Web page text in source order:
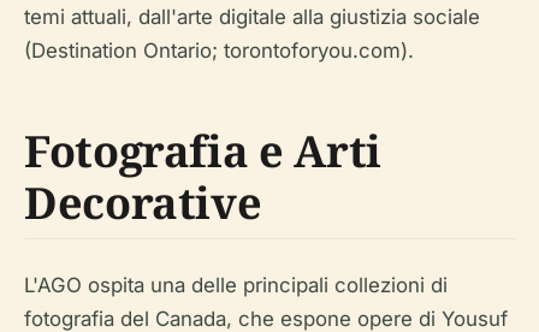
temi attuali, dall'arte digitale alla giustizia sociale
(Destination Ontario; torontoforyou.com).
Fotografia e Arti
Decorative
L'AGO ospita una delle principali collezioni di
fotografia del Canada, che espone opere di Yousuf